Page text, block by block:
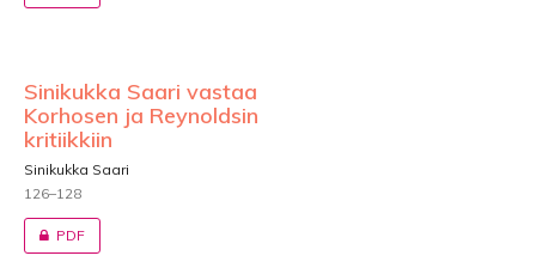
Sinikukka Saari vastaa
Korhosen ja Reynoldsin
kritiikkiin
Sinikukka Saari
126–128
PDF